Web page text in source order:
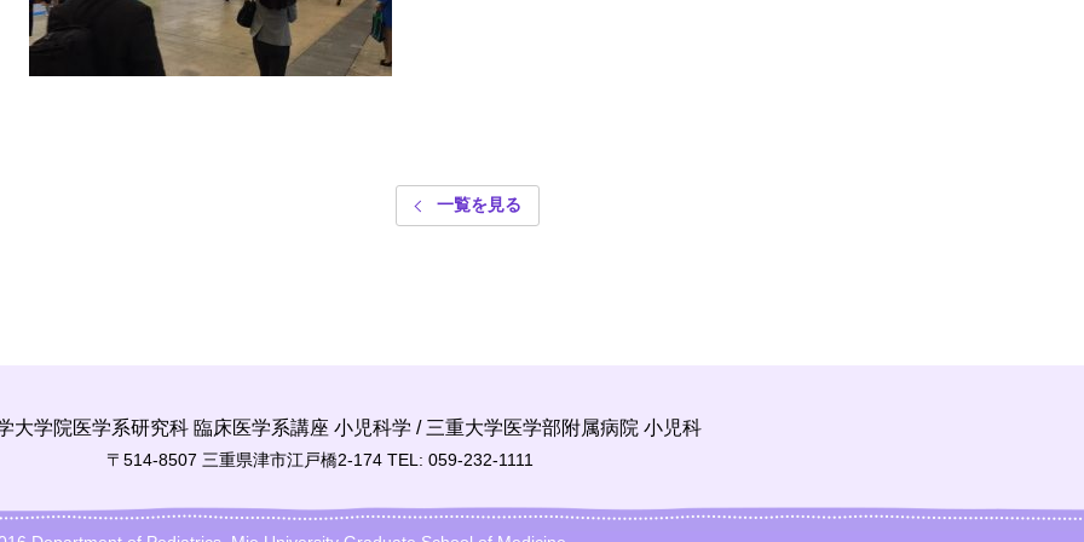
一覧を見る
大学院医学系研究科 臨床医学系講座 小児科学 /三重大学医学部附属病院 小児科
〒514-8507 三重県津市江戸橋2-174 TEL: 059-232-1111